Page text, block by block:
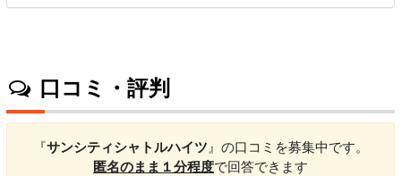
口コミ・評判
『サンシティシャトルハイツ 』の口コミを募集中です。
匿名のまま１分程度で回答できます